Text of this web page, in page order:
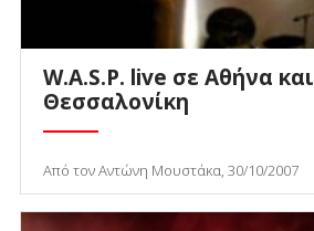
W.A.S.P. live σε Αθήνα και
Θεσσαλονίκη
Από τον Αντώνη Μουστάκα, 30/10/2007